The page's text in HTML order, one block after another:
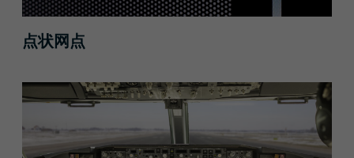
点状网点